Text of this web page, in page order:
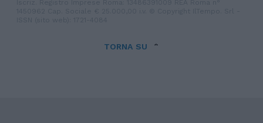
TORNA SU